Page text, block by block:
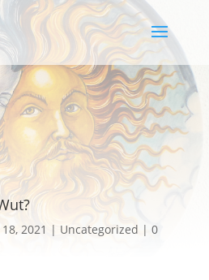
2021 Uncategorized
0